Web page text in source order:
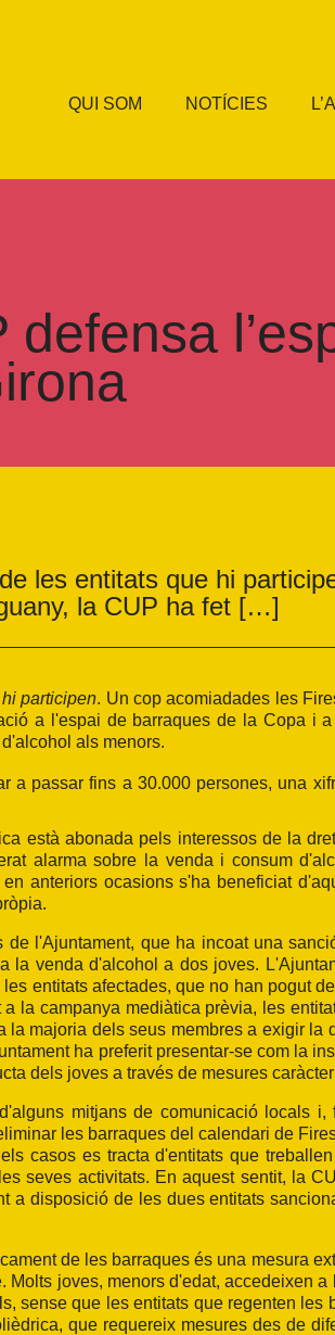
QUI SOM NOTÍCIES
les entitats que hi
la CUP ha fet […]
participen. Un cop acomiadades les
a l'espai de barraques de la Copa i
als menors.
a passar fins a 30.000 persones, una
està abonada pels interessos de la
alarma sobre la venda i consum
anteriors ocasions s'ha beneficiat
l'Ajuntament, que ha incoat una
la venda d'alcohol a dos joves.
entitats afectades, que no han pogut
la campanya mediàtica prèvia, les
majoria dels seus membres a exigir la
ha preferit presentar-se com la
dels joves a través de mesures
mitjans de comunicació locals i,
les barraques del calendari de
casos es tracta d'entitats que
seves activitats. En aquest sentit, la
a disposició de les dues entitats
de les barraques és una mesura
joves, menors d'edat, accedeixen
sense que les entitats que regenten les
que requereix mesures des de